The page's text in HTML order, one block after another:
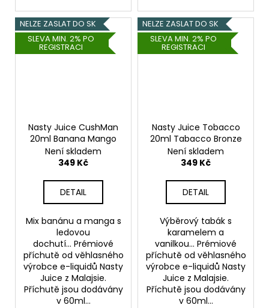
NELZE ZASLAT DO SK
SLEVA MIN. 2% PO
REGISTRACI
Nasty Juice CushMan
20ml Banana Mango
Není skladem
349 Kč
DETAIL
Mix banánu a manga s
ledovou
dochutí... Prémiové
příchutě od věhlasného
výrobce e-liquidů Nasty
Juice z Malajsie.
Příchutě jsou dodávány
v 60ml...
NELZE ZASLAT DO SK
SLEVA MIN. 2% PO
REGISTRACI
Nasty Juice Tobacco
20ml Tabacco Bronze
Není skladem
349 Kč
DETAIL
Výběrový tabák s
karamelem a
vanilkou... Prémiové
příchutě od věhlasného
výrobce e-liquidů Nasty
Juice z Malajsie.
Příchutě jsou dodávány
v 60ml...